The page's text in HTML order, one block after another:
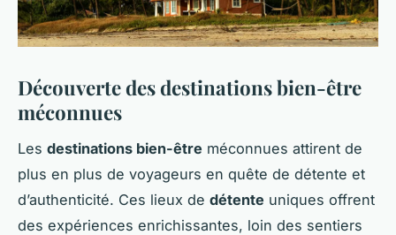
Découverte des destinations bien-être
méconnues
Les destinations bien-être méconnues attirent de
plus en plus de voyageurs en quête de détente et
d’authenticité. Ces lieux de détente uniques offrent
des expériences enrichissantes, loin des sentiers